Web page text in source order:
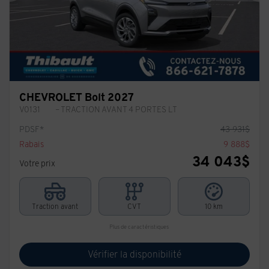
CHEVROLET Bolt 2027
V0131
– TRACTION AVANT 4 PORTES LT
PDSF*
43 931$
Rabais
9 888$
Votre prix
34 043$
Traction avant CVT 10 km
Plus de caractéristiques
Vérifier la disponibilité